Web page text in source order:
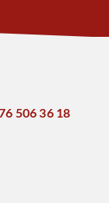
506 36 18